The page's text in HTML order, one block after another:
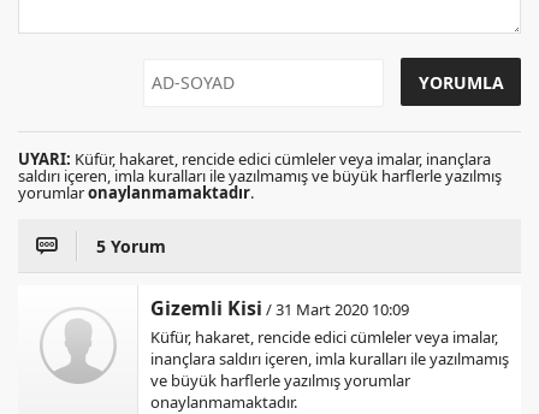
UYARI: Küfür, hakaret, rencide edici cümleler veya imalar, inançlara
saldırı içeren, imla kuralları ile yazılmamış ve büyük harflerle yazılmış
yorumlaronaylanmamaktadır.
5 Yorum
Gizemli Kisi / 31 Mart 2020 10:09
Küfür, hakaret, rencide edici cümleler veya imalar,
inançlara saldırı içeren, imla kuralları ile yazılmamış
ve büyük harflerle yazılmış yorumlar
onaylanmamaktadır.